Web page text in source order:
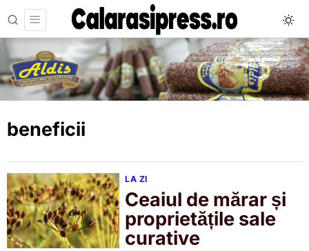
beneficii
LA ZI
Ceaiul de mărar și
proprietățile sale
curative